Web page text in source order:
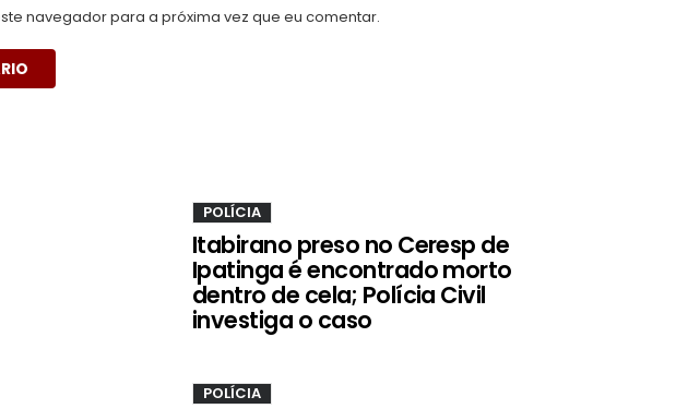
navegador para a próxima vez que eu comentar.
POLÍCIA
Itabirano preso no Ceresp de
Ipatinga é encontrado morto
dentro de cela; Polícia Civil
investiga o caso
POLÍCIA